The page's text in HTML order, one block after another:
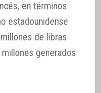
en términos
estadounidense
de libras
generados